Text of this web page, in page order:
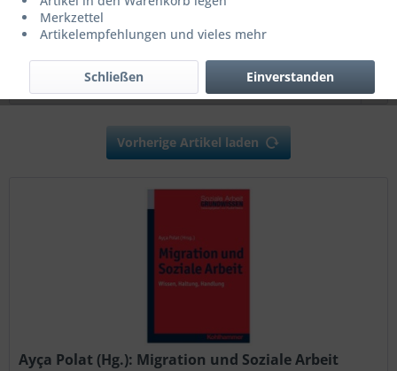
Vorherige Artikel laden
Ayça Polat (Hg.): Migration und Soziale Arbeit
Merkzettel
Artikelempfehlungen und vieles mehr
Einverstanden
Schließen